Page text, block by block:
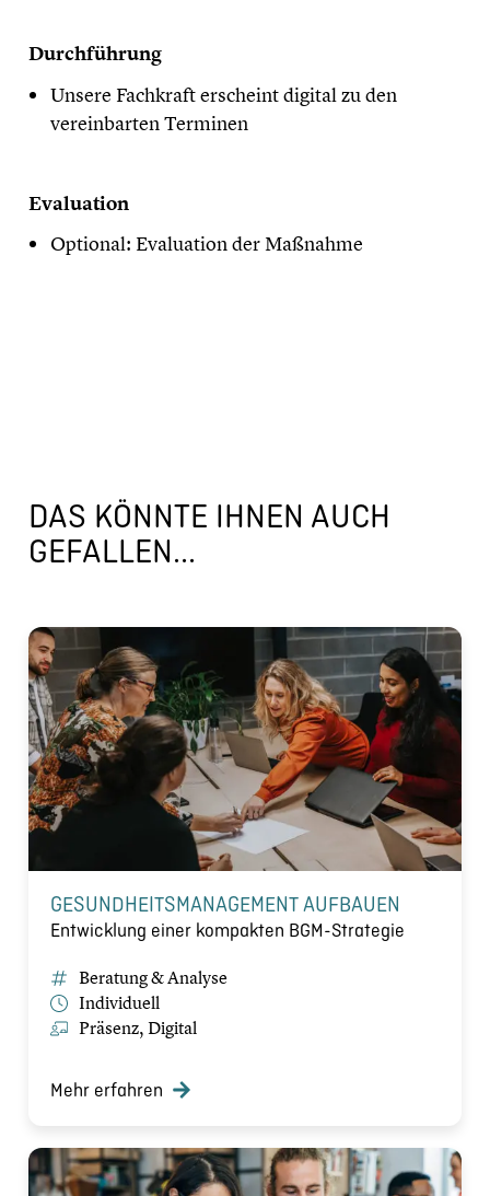
Durchführung
Unsere Fachkraft erscheint digital zu den
vereinbarten Terminen
Evaluation
Optional: Evaluation der Maßnahme
DAS KÖNNTE IHNEN AUCH
GEFALLEN...
GESUNDHEITSMANAGEMENT AUFBAUEN
Entwicklung einer kompakten BGM-Strategie
Beratung & Analyse
Individuell
Präsenz, Digital
Mehr erfahren